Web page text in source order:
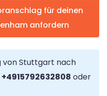
für deinen
anfordern
von Stuttgart nach
+4915792632808 oder